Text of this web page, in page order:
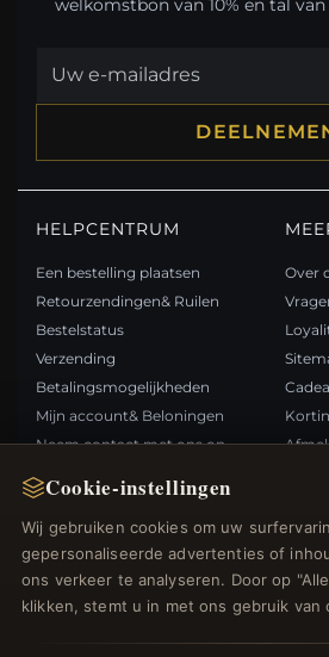
Cookie-instellingen
Wij gebruiken cookies om uw
gepersonaliseerde advertenties of
ons verkeer te analyseren. Door op
klikken, stemt u in met ons gebruik van
welkomstbon van 10% en tal
HELPCENTRUM
Een bestelling plaatsen
Retourzendingen& Ruilen
Bestelstatus
Verzending
Betalingsmogelijkheden
Mijn account& Beloningen
Neem contact met ons op
Over
Nieuwe producten
Specials
Blog